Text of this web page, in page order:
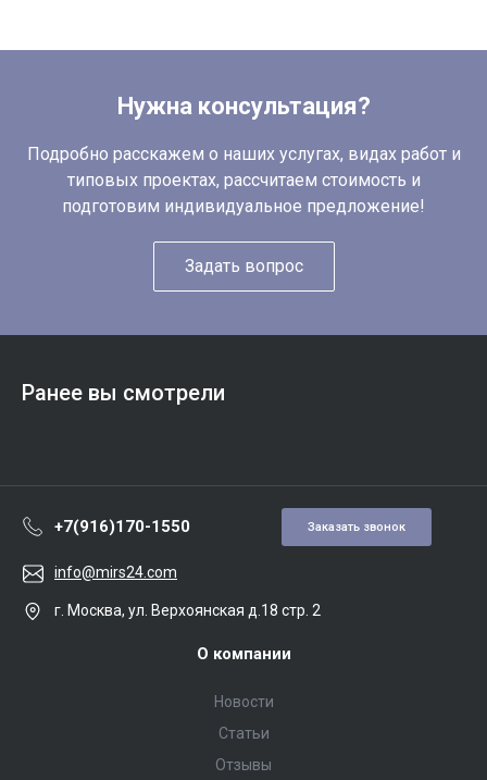
Нужна консультация?
Подробно расскажем о наших услугах, видах работ и
типовых проектах, рассчитаем стоимость и
подготовим индивидуальное предложение!
Задать вопрос
Ранее вы смотрели
+7(916)170-1550 Заказать звонок
info@mirs24.com
г. Москва, ул. Верхоянская д.18 стр. 2
О компании
Новости
Статьи
Отзывы